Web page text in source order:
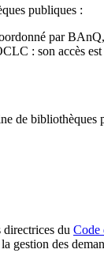
publiques :
par
: son accès
de
directrices du Code
gestion des